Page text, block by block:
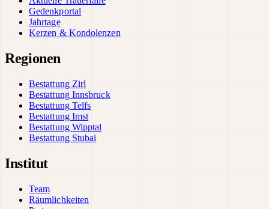
Gedenkportal
Jahrtage
Kerzen & Kondolenzen
Regionen
Bestattung Zirl
Bestattung Innsbruck
Bestattung Telfs
Bestattung Imst
Bestattung Wipptal
Bestattung Stubai
Institut
Team
Räumlichkeiten